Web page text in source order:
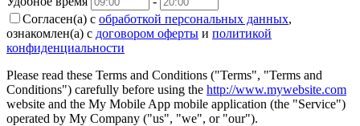
Согласен(а) с обработкой персональных данных,
ознакомлен(а) с договором оферты и политикой
конфиденциальности
Please read these Terms and Conditions ("Terms", "Terms and
Conditions") carefully before using the http://www.mywebsite.com
website and the My Mobile App mobile application (the "Service")
operated by My Company ("us", "we", or "our").